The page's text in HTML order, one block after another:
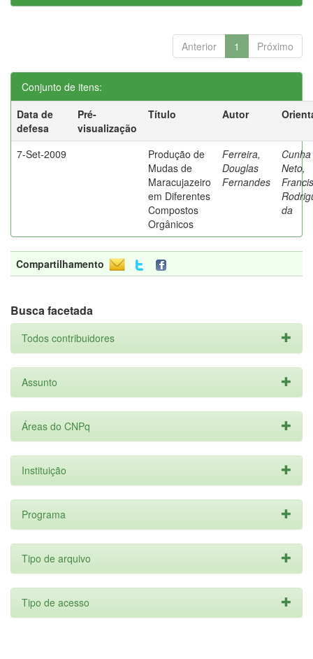
Anterior 1 Próximo
Conjunto de itens:
Data de
defesa
Pré-
visualização
Título Autor
7-Set-2009
Produção de
Mudas de
Maracujazeiro
em Diferentes
Compostos
Orgânicos
Ferreira,
Douglas
Fernandes
Cunha
Neto,
da
Compartilhamento
Busca facetada
Todos contribuidores
Assunto
Áreas do CNPq
Instituição
Programa
Tipo de arquivo
Tipo de acesso